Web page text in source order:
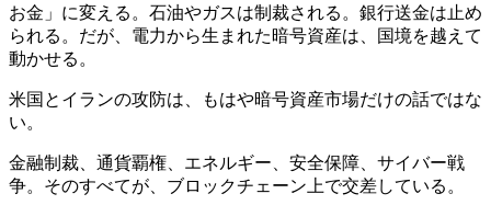
お金」に変える。石油やガスは制裁される。銀行送金は止め
られる。だが、電力から生まれた暗号資産は、国境を越えて
動かせる。
米国とイランの攻防は、もはや暗号資産市場だけの話ではな
い。
金融制裁、通貨覇権、エネルギー、安全保障、サイバー戦
争。そのすべてが、ブロックチェーン上で交差している。